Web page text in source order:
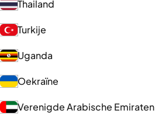
Thailand
Turkije
Uganda
Oekraïne
Verenigde Arabische Emiraten